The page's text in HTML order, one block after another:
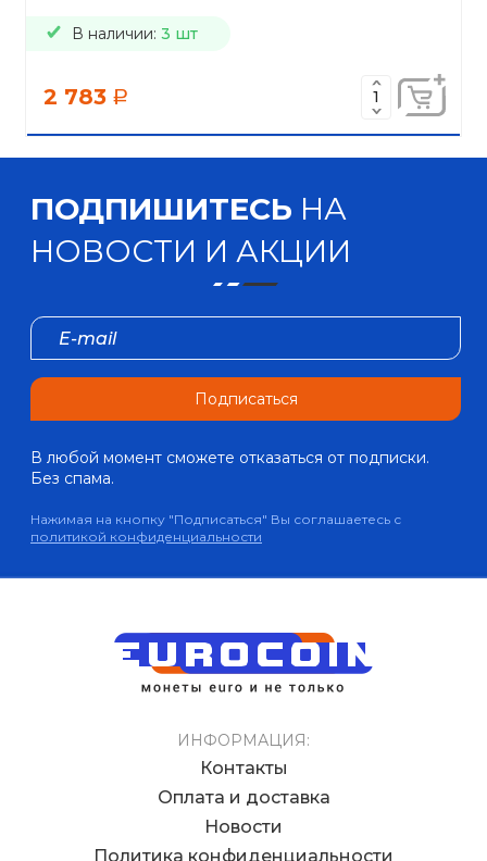
В наличии: 3 шт
2 783 a
ПОДПИШИТЕСЬ НА
НОВОСТИ И АКЦИИ
Подписаться
В любой момент сможете отказаться от подписки.
Без спама.
Нажимая на кнопку "Подписаться" Вы соглашаетесь с
политикой конфиденциальности
ИНФОРМАЦИЯ:
Контакты
Оплата и доставка
Новости
Политика конфиденциальности